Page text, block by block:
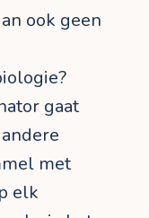
ook geen
gaat
met
elk